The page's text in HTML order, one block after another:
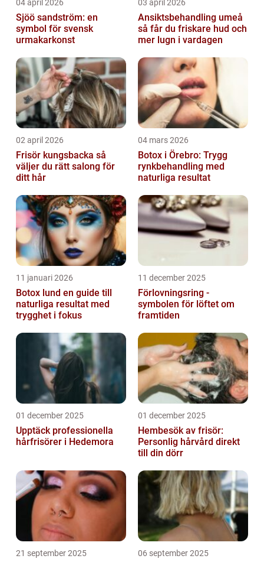
04 april 2026
Sjöö sandström: en
symbol för svensk
urmakarkonst
03 april 2026
Ansiktsbehandling umeå
så får du friskare hud och
mer lugn i vardagen
02 april 2026
Frisör kungsbacka så
väljer du rätt salong för
ditt hår
04 mars 2026
Botox i Örebro: Trygg
rynkbehandling med
naturliga resultat
11 januari 2026
Botox lund en guide till
naturliga resultat med
trygghet i fokus
11 december 2025
Förlovningsring -
symbolen för löftet om
framtiden
01 december 2025
Upptäck professionella
hårfrisörer i Hedemora
01 december 2025
Hembesök av frisör:
Personlig hårvård direkt
till din dörr
21 september 2025 06 september 2025